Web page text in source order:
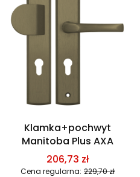
Klamka+pochwyt
Manitoba Plus AXA
206,73 zł
Cena regularna: 229,70 zł